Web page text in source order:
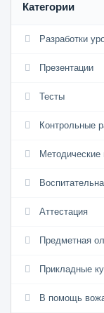
Категории
Разработки
Презентации
Тесты
Контрольные
Методические
Аттестация
Предметная
Прикладные
В помощь